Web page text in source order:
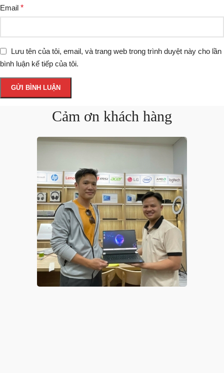
Email *
Lưu tên của tôi, email, và trang web trong trình duyệt này cho lần
bình luận kế tiếp của tôi.
Cảm ơn khách hàng